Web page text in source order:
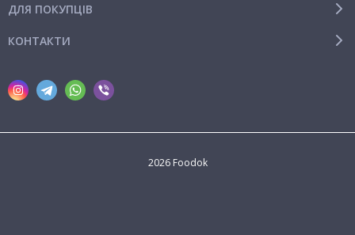
ДЛЯ ПОКУПЦІВ
КОНТАКТИ
2026 Foodok